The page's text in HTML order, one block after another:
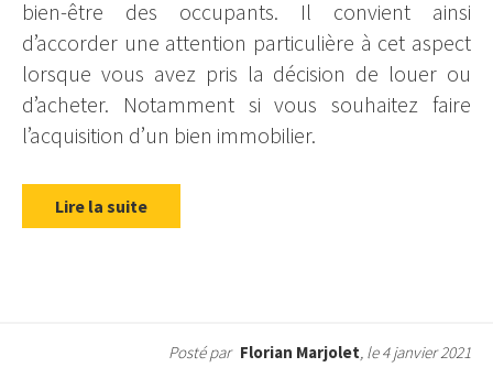
bien-être des occupants. Il convient ainsi
d’accorder une attention particulière à cet aspect
lorsque vous avez pris la décision de louer ou
d’acheter. Notamment si vous souhaitez faire
l’acquisition d’un bien immobilier.
Lire la suite
Posté par Florian Marjolet, le 4 janvier 2021